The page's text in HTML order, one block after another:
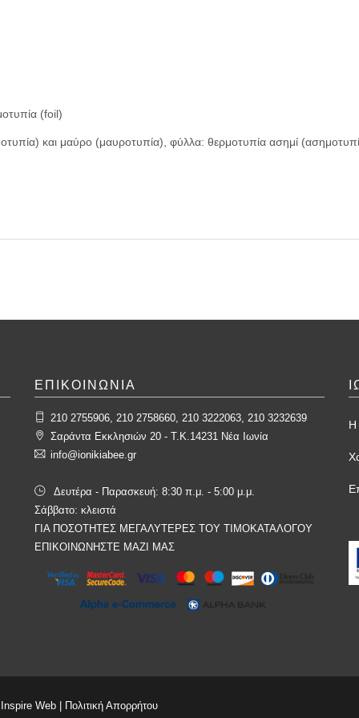
(foil)
και μαύρο (μαυροτυπία), φύλλα: θερμοτυπία ασημί
ΕΠΙΚΟΙΝΩΝΙΑ
210 2755906, 210 2758660, 210 3222063, 210 3232639
Σαράντα Εκκλησιών 20 - T.K.14231 Νέα Ιωνία
info@ionikiabee.gr
Δευτέρα - Παρασκευή: 8:30 π.μ. - 5:00 μ.μ.
Σάββατο: κλειστά
ΓΙΑ ΠΟΣΟΤΗΤΕΣ ΜΕΓΑΛΥΤΕΡΕΣ ΤΟΥ ΤΙΜΟΚΑΤΑΛΟΓΟΥ
ΕΠΙΚΟΙΝΩΝΗΣΤΕ ΜΑΖΙ ΜΑΣ
Η
Inspire Web Πολιτική Απορρήτου